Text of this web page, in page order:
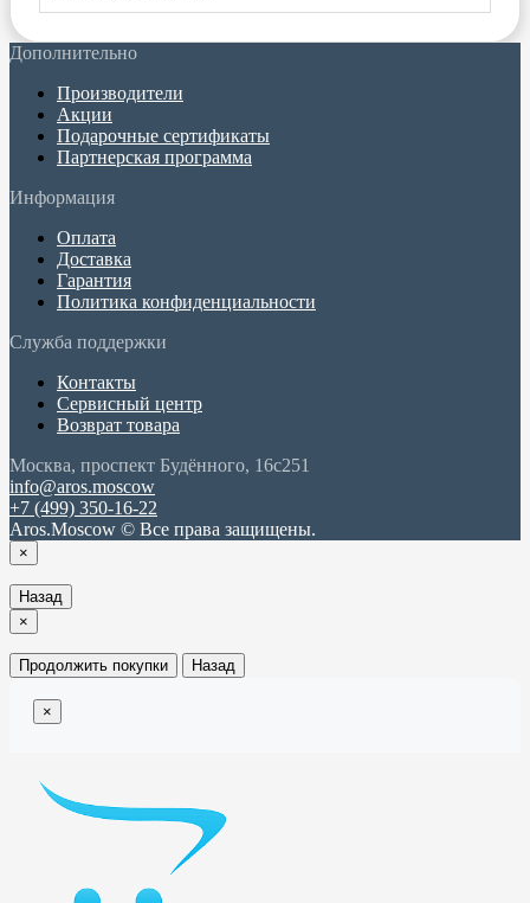
Дополнительно
Производители
Акции
Подарочные сертификаты
Партнерская программа
Информация
Оплата
Доставка
Гарантия
Политика конфиденциальности
Служба поддержки
Контакты
Сервисный центр
Возврат товара
Москва, проспект Будённого, 16с251
info@aros.moscow
+7 (499) 350-16-22
Aros.Moscow © Все права защищены.
×
Назад
×
Продолжить покупки Назад
×